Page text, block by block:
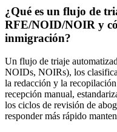
¿Qué es un flujo de
RFE/NOID/NOIR y
inmigración?
Un flujo de triaje
NOIDs, NOIRs), los
la redacción y la
recepción manual,
los ciclos de revisión de
responder más rápido